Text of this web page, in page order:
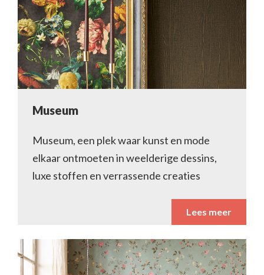
Museum
Museum, een plek waar kunst en mode
elkaar ontmoeten in weelderige dessins,
luxe stoffen en verrassende creaties
Lees meer